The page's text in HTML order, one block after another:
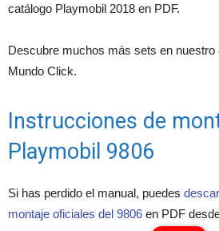
catálogo Playmobil 2018 en PDF.
Descubre muchos más sets en nuestro
Mundo Click.
Instrucciones de
Playmobil 9806
Si has perdido el manual, puedes
montaje oficiales del 9806 en PDF